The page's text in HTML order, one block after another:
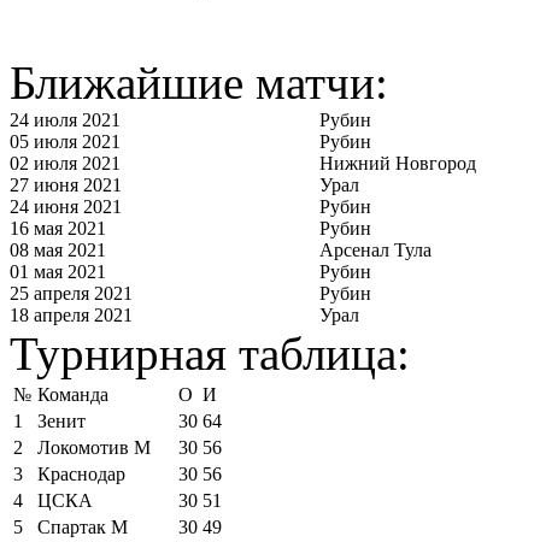
Ближайшие матчи:
24 июля 2021
Рубин
05 июля 2021
Рубин
02 июля 2021
Нижний Новгород
27 июня 2021
Урал
24 июня 2021
Рубин
16 мая 2021
Рубин
08 мая 2021
Арсенал Тула
01 мая 2021
Рубин
25 апреля 2021
Рубин
18 апреля 2021
Урал
Турнирная таблица:
№ Команда О И
1
Зенит 30 64
2
Локомотив М 30 56
3
Краснодар 30 56
4
ЦСКА 30 51
5
Спартак М 30 49